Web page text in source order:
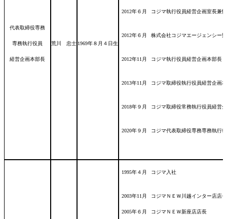
代表取締役専務
専務執行役員
経営企画本部長
荒川 忠士 1969年８月４日生
2012年６月 コジマ執行役員経営企画室長兼
2012年６月 株式会社コジマエージェンシー
2012年11月 コジマ執行役員経営企画本部長
2013年11月 コジマ取締役執行役員経営企画
2018年９月 コジマ取締役常務執行役員経営
2020年９月 コジマ代表取締役専務専務執行
1995年４月 コジマ入社
2003年11月
2005年６月
コジマＮＥＷ川越インター店店長
コジマＮＥＷ新座店店長